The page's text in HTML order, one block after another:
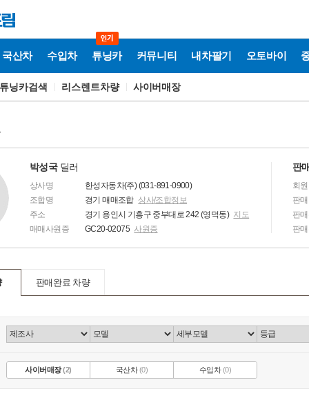
국산차 수입차 튜닝카 커뮤니티 내차팔기 오토바이
닝카검색 리스렌트차량 사이버매장
박성국딜러
상사명
한성자동차(주) (031-891-0900)
조합명
경기 매매조합 상사/조합정보
주소
경기 용인시 기흥구 중부대로 242 (영덕동) 지도
매매사원증
GC20-02075 사원증
판
회
판
판
판
판매완료 차량
사이버매장(2) 국산차(0) 수입차(0)